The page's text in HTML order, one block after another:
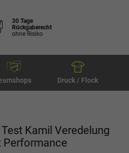
30 Tage
Rückgaberecht
ohne Risiko
Druck / Flock
Kamil Veredelung
Performance